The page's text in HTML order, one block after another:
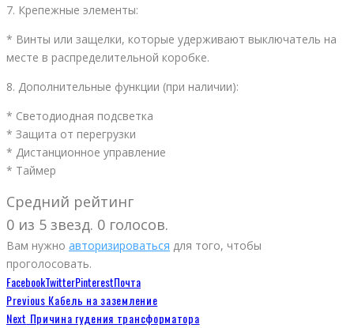
7. Крепежные элементы:
* Винты или защелки, которые удерживают выключатель на
месте в распределительной коробке.
8. Дополнительные функции (при наличии):
* Светодиодная подсветка
* Защита от перегрузки
* Дистанционное управление
* Таймер
Средний рейтинг
0 из 5 звезд. 0 голосов.
Вам нужно авторизироваться для того, чтобы
проголосовать.
FacebookTwitterPinterestПочта
Previous Кабель на заземление
Next Причина гудения трансформатора